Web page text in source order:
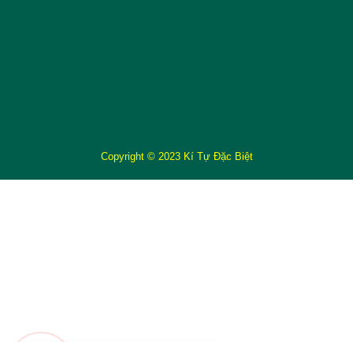
Copyright © 2023 Kí Tự Đặc Biệt